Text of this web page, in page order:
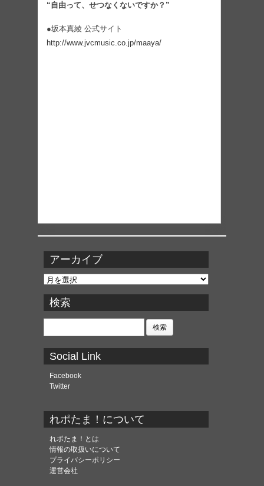
“自由って、せつなくないですか？”
●坂本真綾 公式サイト
http://www.jvcmusic.co.jp/maaya/
アーカイブ
ア
カ
イ
ブ
検索
検
Social Link
Facebook
Twitter
れポたま！について
れポたま！とは
情報の取扱いについて
プライバシーポリシー
運営会社